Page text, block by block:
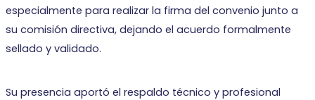
especialmente para realizar la firma del convenio junto a
su comisión directiva, dejando el acuerdo formalmente
sellado y validado.
Su presencia aportó el respaldo técnico y profesional